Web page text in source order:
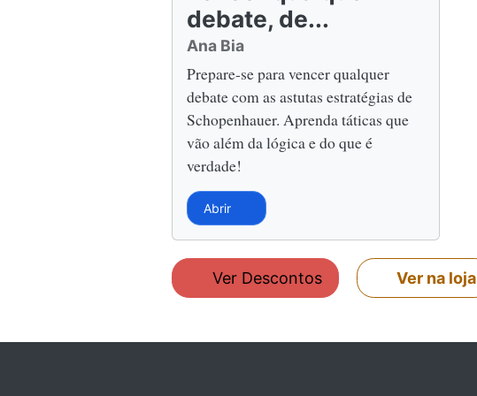
debate, de...
Ana Bia
Prepare-se para vencer qualquer
debate com as astutas estratégias de
Schopenhauer. Aprenda táticas que
vão além da lógica e do que é
verdade!
Abrir
Ver Descontos Ver na loja